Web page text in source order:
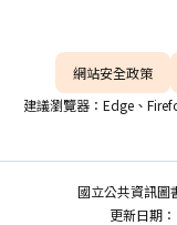
網站安全政策
建議瀏覽器：Edge、
國立公共資訊圖
更新日期